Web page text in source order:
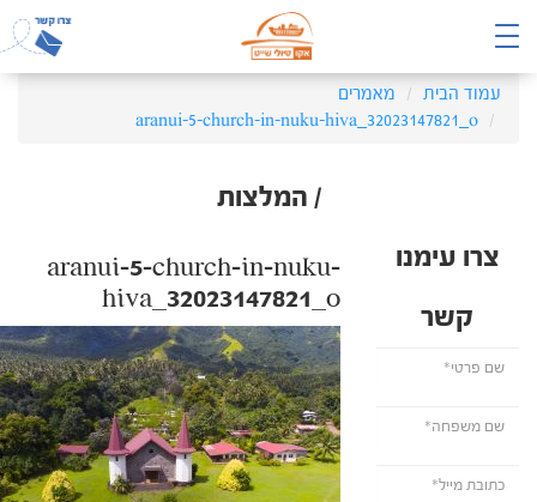
עמוד הבית
מאמרים
aranui-5-church-in-nuku-hiva_32023147821_o
/ המלצות
צרו עימנו
קשר
aranui-5-church-in-nuku-
hiva_32023147821_o